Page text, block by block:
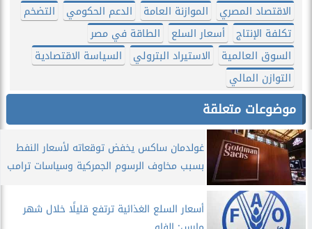
الاقتصاد المصري
الموازنة العامة الدعم الحكومي
التضخم
تكلفة الإنتاج
أسعار السلع
الطاقة في مصر
السوق العالمية
الاستيراد البترولي
السياسة الاقتصادية
التوازن المالي
موضوعات متعلقة
غولدمان ساكس يخفض توقعاته لأسعار النفط
بسبب مخاوف الرسوم الجمركية وسياسات ترامب
أسعار السلع الغذائية ترتفع قليلًا خلال شهر